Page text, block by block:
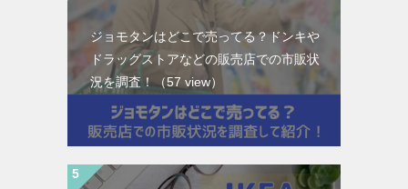
ジョモタンはどこで売ってる？ドンキや
ドラッグストアなどの販売店での市販状
況を調査！（57 view）